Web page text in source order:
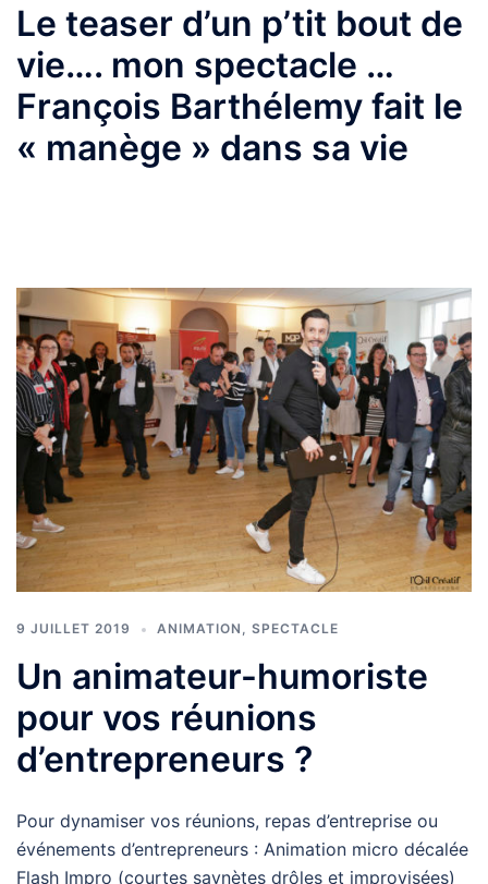
Le teaser d’un p’tit bout de
vie…. mon spectacle …
François Barthélemy fait le
« manège » dans sa vie
9 JUILLET 2019 ANIMATION , SPECTACLE
Un animateur-humoriste
pour vos réunions
d’entrepreneurs ?
Pour dynamiser vos réunions, repas d’entreprise ou
événements d’entrepreneurs : Animation micro décalée
Flash Impro (courtes saynètes drôles et improvisées)